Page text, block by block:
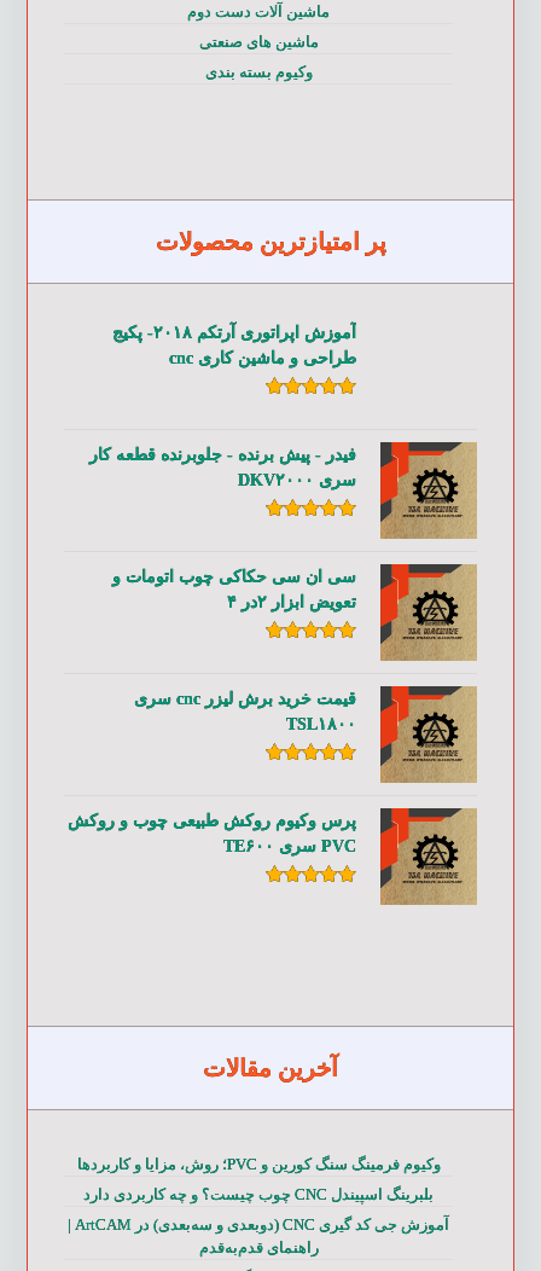
ماشین آلات دست دوم
ماشین های صنعتی
وکیوم بسته بندی
پر امتیازترین محصولات
آموزش اپراتوری آرتکم ۲۰۱۸- پکیج
طراحی و ماشین کاری cnc
فیدر - پیش برنده - جلوبرنده قطعه کار
سری DKV۲۰۰۰
سی ان سی حکاکی چوب اتومات و
تعویض ابزار ۲در ۴
قیمت خرید برش لیزر cnc سری
TSL۱۸۰۰
پرس وکیوم روکش طبیعی چوب و روکش
PVC سری TE۶۰۰
آخرین مقالات
وکیوم فرمینگ سنگ کورین و PVC؛ روش، مزایا و کاربردها
بلبرینگ اسپیندل CNC چوب چیست؟ و چه کاربردی دارد
آموزش جی کد گیری CNC (دوبعدی و سه‌بعدی) در ArtCAM |
راهنمای قدم‌به‌قدم